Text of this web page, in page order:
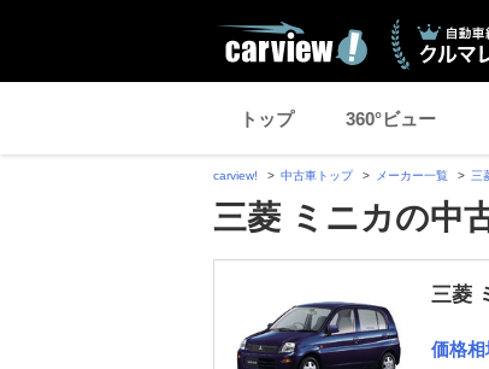
トップ 360°ビュー
carview! 中古車トップ メーカー一覧 三
三菱 ミニカの中
三菱
価格